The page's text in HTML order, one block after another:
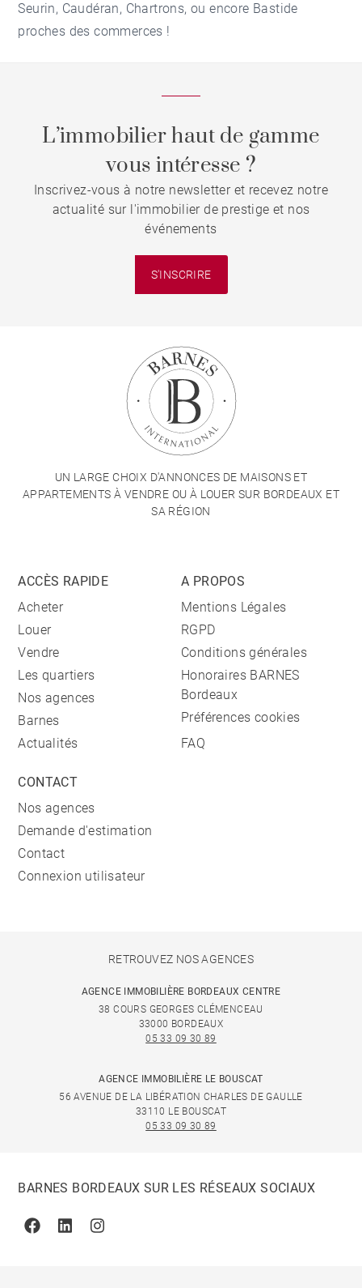
Seurin, Caudéran, Chartrons, ou encore Bastide
proches des commerces !
L’immobilier haut de gamme
vous intéresse ?
Inscrivez-vous à notre newsletter et recevez notre
actualité sur l'immobilier de prestige et nos
événements
S'INSCRIRE
UN LARGE CHOIX D'ANNONCES DE MAISONS ET
APPARTEMENTS À VENDRE OU À LOUER SUR BORDEAUX ET
SA RÉGION
ACCÈS RAPIDE
Acheter
Louer
Vendre
Les quartiers
Nos agences
Barnes
Actualités
A PROPOS
Mentions Légales
RGPD
Conditions générales
Honoraires BARNES
Bordeaux
Préférences cookies
FAQ
CONTACT
Nos agences
Demande d'estimation
Contact
Connexion utilisateur
RETROUVEZ NOS AGENCES
AGENCE IMMOBILIÈRE BORDEAUX CENTRE
38 COURS GEORGES CLÉMENCEAU
33000 BORDEAUX
05 33 09 30 89
AGENCE IMMOBILIÈRE LE BOUSCAT
56 AVENUE DE LA LIBÉRATION CHARLES DE GAULLE
33110 LE BOUSCAT
05 33 09 30 89
BARNES BORDEAUX SUR LES RÉSEAUX SOCIAUX
FacebookLinkedinInstagram